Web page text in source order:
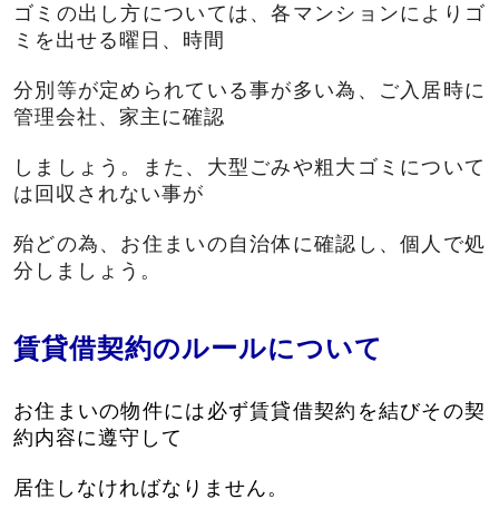
ゴミの出し方については、各マンションによりゴ
ミを出せる曜日、時間
分別等が定められている事が多い為、ご入居時に
管理会社、家主に確認
しましょう。また、大型ごみや粗大ゴミについて
は回収されない事が
殆どの為、お住まいの自治体に確認し、個人で処
分しましょう。
賃貸借契約のルールについて
お住まいの物件には必ず賃貸借契約を結びその契
約内容に遵守して
居住しなければなりません。